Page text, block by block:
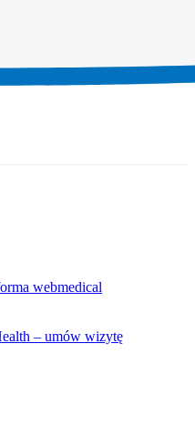
webmedical
– umów wizytę